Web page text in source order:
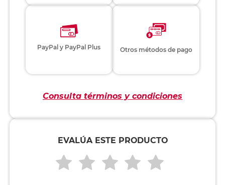
PayPal y PayPal Plus Otros métodos de pago
Consulta términos y condiciones
EVALÚA ESTE PRODUCTO